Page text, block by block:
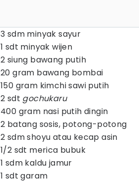
3 sdm minyak sayur
1 sdt minyak wijen
2 siung bawang putih
20 gram bawang bombai
150 gram kimchi sawi putih
2 sdt gochukaru
400 gram nasi putih dingin
2 batang sosis, potong-potong
2 sdm shoyu atau kecap asin
1/2 sdt merica bubuk
1 sdm kaldu jamur
1 sdt garam